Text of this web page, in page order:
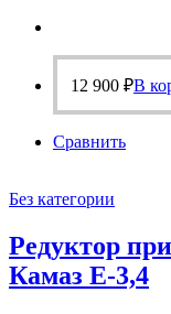
12 900 ₽В
Сравнить
Без категории
Редуктор
Камаз Е-3,4